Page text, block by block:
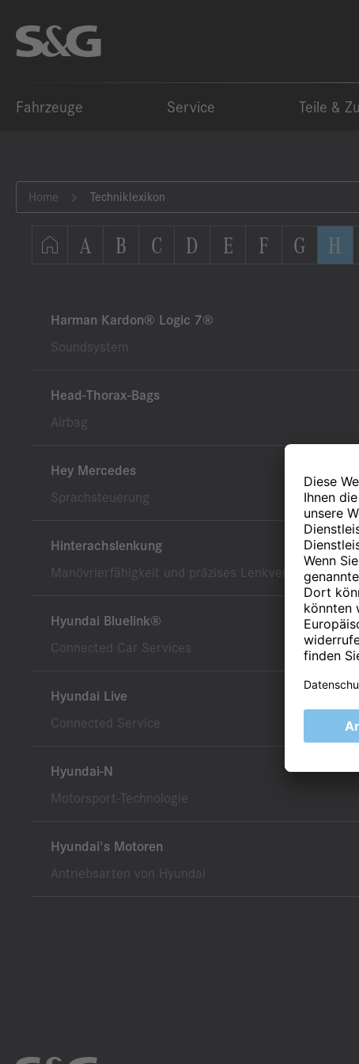
Fahrzeuge Service Teile &
Home Techniklexikon
A B C D E F G H
Harman Kardon® Logic 7®
Soundsystem
Head-Thorax-Bags
Airbag
Hey Mercedes
Sprachsteuerung
Hinterachslenkung
Manövrierfähigkeit und präzises Lenkverhalten
Hyundai Bluelink®
Connected Car Services
Hyundai Live
Connected Service
Hyundai-N
Motorsport-Technologie
Hyundai's Motoren
Antriebsarten von Hyundai